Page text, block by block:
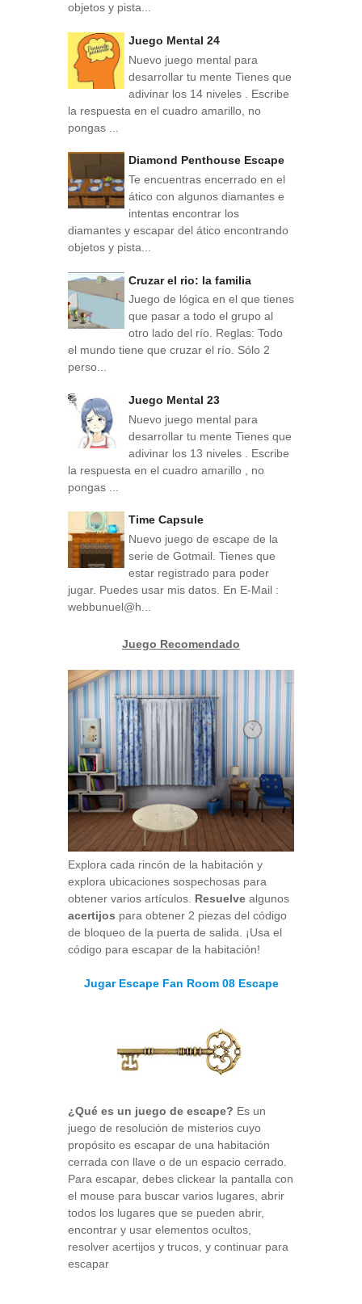
objetos y pista...
Juego Mental 24
Nuevo juego mental para
desarrollar tu mente Tienes que
adivinar los 14 niveles . Escribe
la respuesta en el cuadro amarillo, no
pongas ...
Diamond Penthouse Escape
Te encuentras encerrado en el
ático con algunos diamantes e
intentas encontrar los
diamantes y escapar del ático encontrando
objetos y pista...
Cruzar el rio: la familia
Juego de lógica en el que tienes
que pasar a todo el grupo al
otro lado del río. Reglas: Todo
el mundo tiene que cruzar el río. Sólo 2
perso...
Juego Mental 23
Nuevo juego mental para
desarrollar tu mente Tienes que
adivinar los 13 niveles . Escribe
la respuesta en el cuadro amarillo , no
pongas ...
Time Capsule
Nuevo juego de escape de la
serie de Gotmail. Tienes que
estar registrado para poder
jugar. Puedes usar mis datos. En E-Mail :
webbunuel@h...
Juego Recomendado
Explora cada rincón de la habitación y
explora ubicaciones sospechosas para
obtener varios artículos. Resuelve algunos
acertijos para obtener 2 piezas del código
de bloqueo de la puerta de salida. ¡Usa el
código para escapar de la habitación!
Jugar Escape Fan Room 08 Escape
¿Qué es un juego de escape? Es un
juego de resolución de misterios cuyo
propósito es escapar de una habitación
cerrada con llave o de un espacio cerrado.
Para escapar, debes clickear la pantalla con
el mouse para buscar varios lugares, abrir
todos los lugares que se pueden abrir,
encontrar y usar elementos ocultos,
resolver acertijos y trucos, y continuar para
escapar